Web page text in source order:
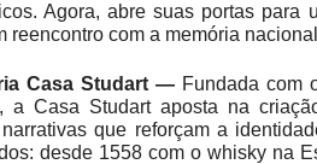
Agora, abre suas portas para
reencontro com a memória
Casa Studart —Fundada com
a Casa Studart aposta na
que reforçam a
desde 1558 com o whisky na